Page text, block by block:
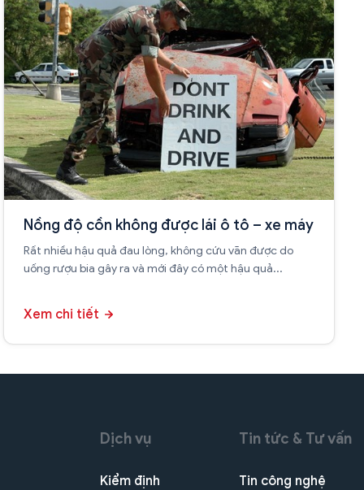
Nồng độ cồn không được lái ô tô – xe máy
Rất nhiều hậu quả đau lòng, không cứu vãn được do
uống rượu bia gây ra và mới đây có một hậu quả...
Xem chi tiết
Dịch vụ
Kiểm định
Tin tức & Tư vấn
Tin công nghệ